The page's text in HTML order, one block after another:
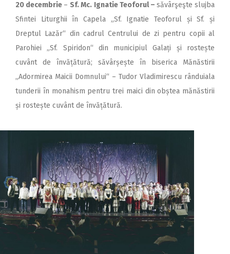
20 decembrie – Sf. Mc. Ignatie Teoforul – săvârşeşte slujba
Sfintei Liturghii în Capela „Sf. Ignatie Teoforul și Sf. și
Dreptul Lazăr“ din cadrul Centrului de zi pentru copii al
Parohiei „Sf. Spiridon“ din municipiul Galați și rostește
cuvânt de învățătură; săvârșește în biserica Mănăstirii
„Adormirea Maicii Domnului“ – Tudor Vladimirescu rânduiala
tunderii în monahism pentru trei maici din obștea mănăstirii
și rostește cuvânt de învățătură.